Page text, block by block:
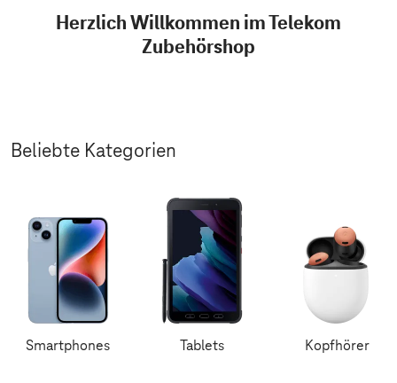
Herzlich Willkommen im Telekom
Zubehörshop
Beliebte Kategorien
Smartphones Tablets Kopfhörer